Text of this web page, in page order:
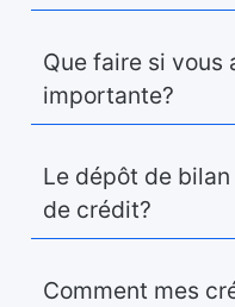
Que faire si vous
importante?
Le dépôt de
de crédit?
Comment mes